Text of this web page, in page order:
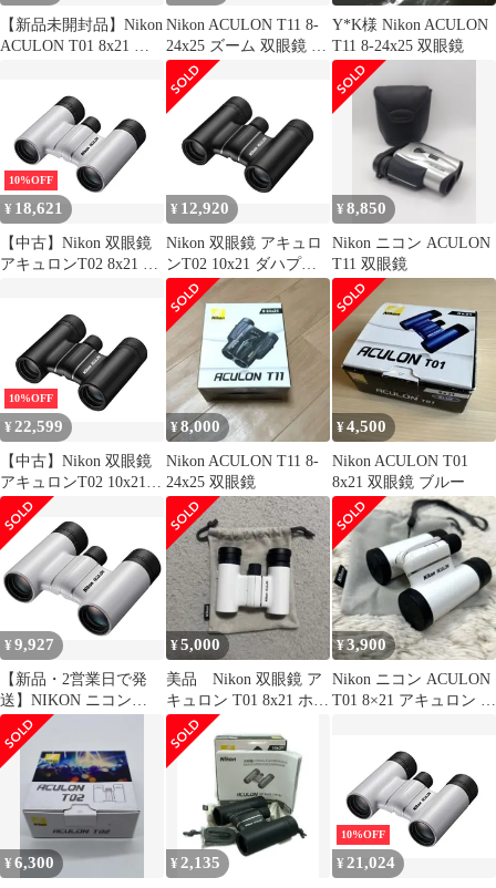
【新品未開封品】Nikon
ACULON T01 8x21 双
Nikon ACULON T11 8-
24x25 ズーム 双眼鏡 ニ
コン
Y*K様 Nikon ACULON
T11 8-24x25 双眼鏡
10%OFF
¥ 18,621
【中古】Nikon 双眼鏡
アキュロンT02 8x21 ダ
ACT028X21WH
¥ 12,920
Nikon 双眼鏡 アキュロ
ンT02 10x21 ダハプリ
ズム式 10倍21口径 ブラ
ック ACULON
ACT0210X21BK [10倍
ブラック] [双眼鏡のみ]
¥8,850
Nikon ニコン ACULON
T11 双眼鏡
10%OFF
¥ 22,599
【中古】Nikon 双眼鏡
アキュロンT02 10x21
ダハプリズム式 10倍21
口径 ブラック
ACULON
ACT0210X21BK
¥8,000
Nikon ACULON T11 8-
24x25 双眼鏡
¥4,500
Nikon ACULON T01
8x21 双眼鏡 ブルー
¥9,927
【新品・2営業日で発
送】NIKON ニコン
ACULON T02
8×21 ホワイト 1個
¥5,000
美品 Nikon 双眼鏡 ア
キュロン T01 8x21 ホワ
イト
¥3,900
Nikon ニコン ACULON
T01 8×21 アキュロン ホ
¥6,300 ¥ 2,135
10%OFF
¥21,024